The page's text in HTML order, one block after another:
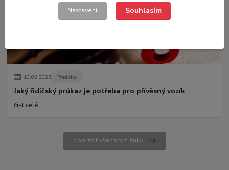
13.03.2026 Předpisy
Jaký řidičský průkaz je potřeba pro přívěsný vozík
číst celé
Zobrazit všechny články
Nastavení Souhlasím